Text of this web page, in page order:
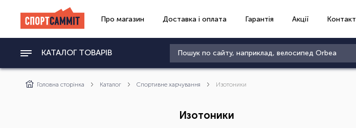
Про магазин Доставка і оплата Гарантія Акції
КАТАЛОГ ТОВАРІВ
Головна сторінка Каталог Спортивне харчування Изотоники
Изотоники